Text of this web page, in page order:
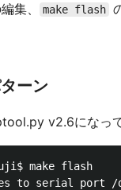
集、 make flash
ーン
v2.6になっ
make flash
to serial port /